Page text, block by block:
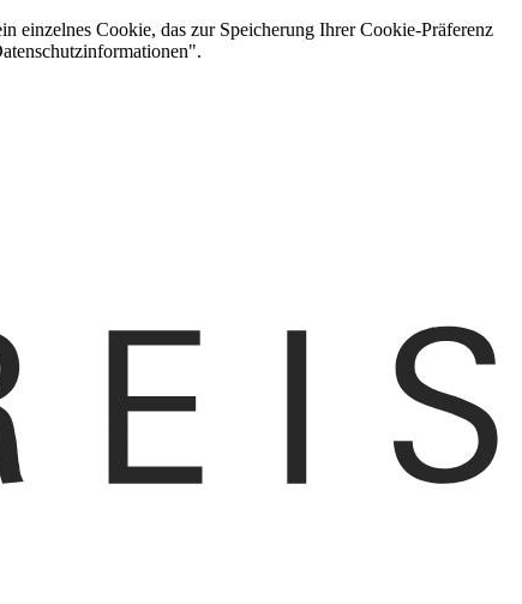
einzelnes Cookie, das zur Speicherung Ihrer Cookie-Präferenz